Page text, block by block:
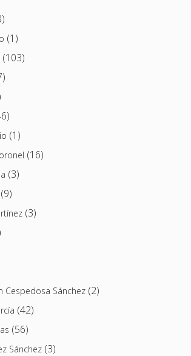
(1)
(103)
(1)
(16)
(3)
(9)
(3)
Cespedosa Sánchez(2)
(42)
(56)
Sánchez(3)